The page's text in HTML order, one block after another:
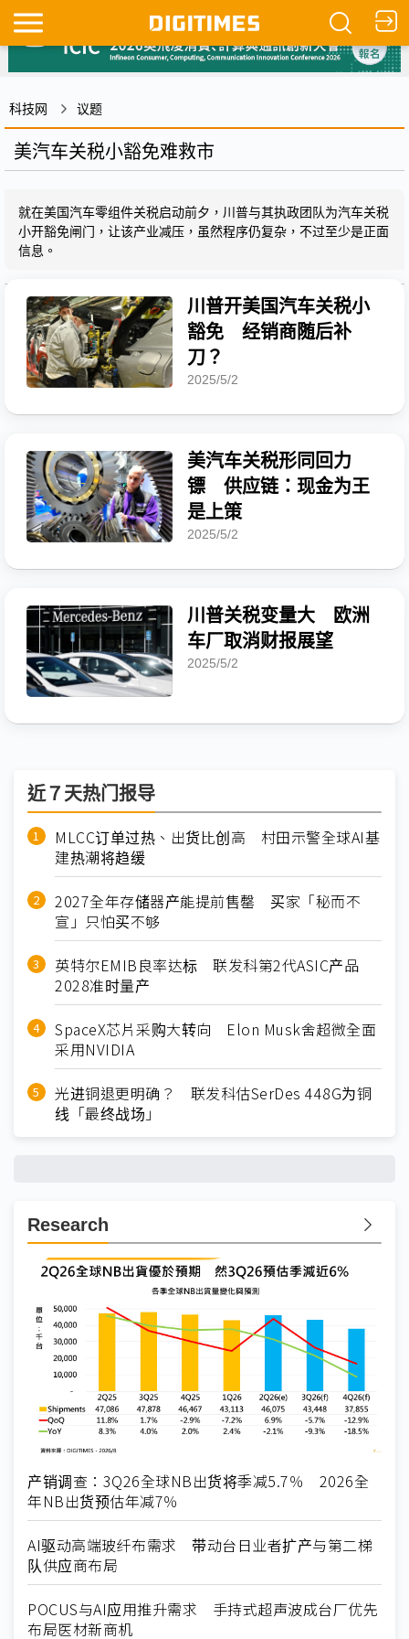
科技网 议题
美汽车关税小豁免难救市
就在美国汽车零组件关税启动前夕，川普与其执政团队为汽车关税
小开豁免闸门，让该产业减压，虽然程序仍复杂，不过至少是正面
信息。
川普开美国汽车关税小
豁免 经销商随后补
刀？
2025/5/2
美汽车关税形同回力
镖 供应链：现金为王
是上策
2025/5/2
川普关税变量大 欧洲
车厂取消财报展望
2025/5/2
近７天热门报导
MLCC订单过热、出货比创高 村田示警全球AI基
建热潮将趋缓
2027全年存储器产能提前售罄 买家「秘而不
宣」只怕买不够
英特尔EMIB良率达标 联发科第2代ASIC产品
2028准时量产
SpaceX芯片采购大转向 Elon Musk舍超微全面
采用NVIDIA
光进铜退更明确？ 联发科估SerDes 448G为铜
线「最终战场」
Research
产销调查：3Q26全球NB出货将季减5.7％ 2026全
年NB出货预估年减7％
AI驱动高端玻纤布需求 带动台日业者扩产与第二梯
队供应商布局
POCUS与AI应用推升需求 手持式超声波成台厂优先
布局医材新商机